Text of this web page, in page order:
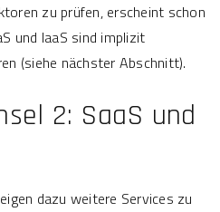
zu prüfen, erscheint schon
und IaaS sind implizit
(siehe nächster Abschnitt).
2: SaaS und
dazu weitere Services zu